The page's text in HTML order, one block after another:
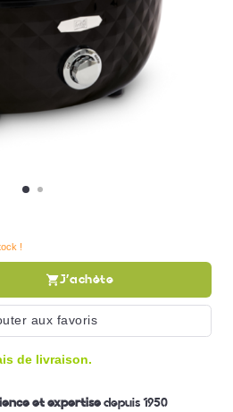
!
J'achète
aux favoris
de livraison.
et expertisedepuis 1950